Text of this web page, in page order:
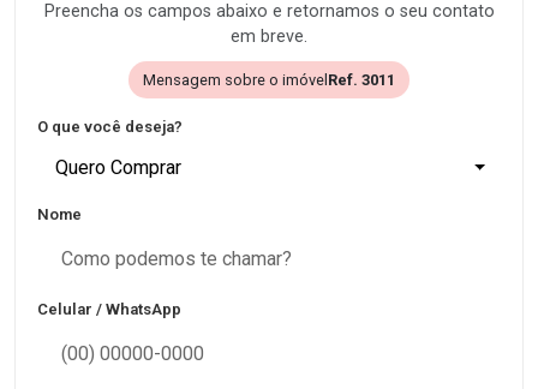
Preencha os campos abaixo e retornamos o seu contato
em breve.
Mensagem sobre o imóvel Ref. 3011
O que você deseja?
Quero Comprar
Nome
Celular / WhatsApp